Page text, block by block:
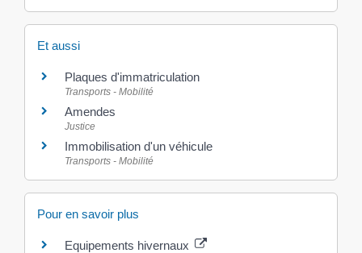
Et aussi
Plaques d'immatriculation
Transports - Mobilité
Amendes
Justice
Immobilisation d'un véhicule
Transports - Mobilité
Pour en savoir plus
Equipements hivernaux